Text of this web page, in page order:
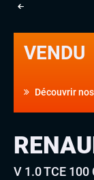
VENDU
Découvrir
V 1.0 TCE 100